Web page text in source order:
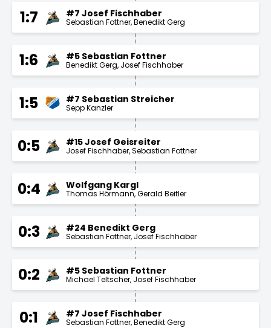
1:7 #7 Josef Fischhaber
Sebastian Fottner Benedikt Gerg
1:6 #5 Sebastian Fottner
Benedikt Gerg Josef Fischhaber
1:5 #7 Sebastian Streicher
Sepp Kanzler
0:5 #15 Josef Geisreiter
Josef Fischhaber Sebastian Fottner
0:4 Wolfgang Kargl
Thomas Hörmann Gerald Beitler
0:3 #24 Benedikt Gerg
Sebastian Fottner Josef Fischhaber
0:2 #5 Sebastian Fottner
Michael Teltscher Josef Fischhaber
0:1 #7 Josef Fischhaber
Sebastian Fottner Benedikt Gerg